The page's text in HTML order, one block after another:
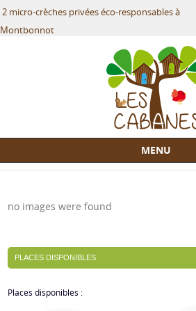
2 micro-crèches privées éco-responsables à
Montbonnot
MENU
Skip to content
no images were found
PLACES DISPONIBLES
Places disponibles :